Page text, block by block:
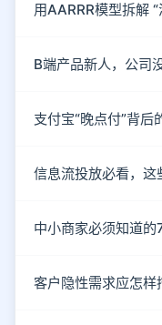
B端产品新人，公司
支付宝“晚点付”背后
信息流投放必看，这
中小商家必须知道的
客户隐性需求应怎样